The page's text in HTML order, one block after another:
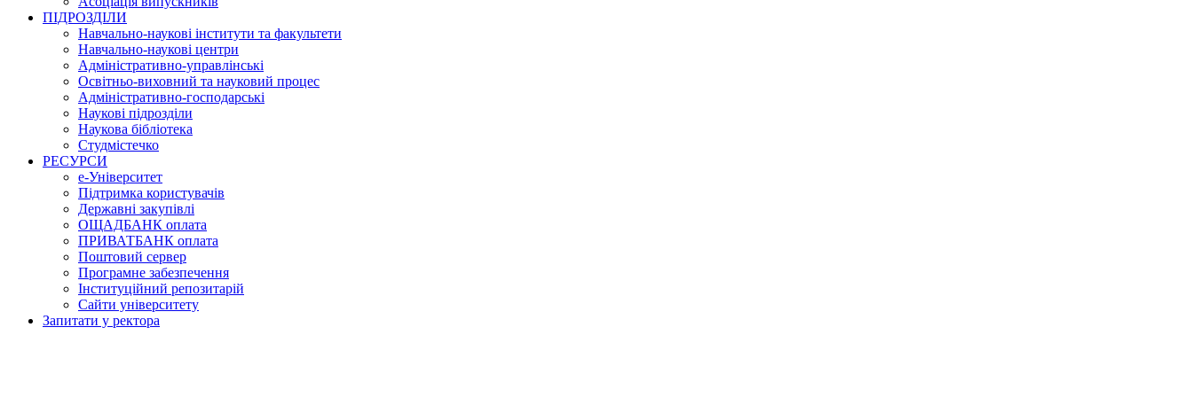
ПІДРОЗДІЛИ
Навчально-наукові інститути та факультети
Навчально-наукові центри
Адміністративно-управлінські
Освітньо-виховний та науковий процес
Адміністративно-господарські
Наукові підрозділи
Наукова бібліотека
Студмістечко
РЕСУРСИ
е-Університет
Підтримка користувачів
Державні закупівлі
ОЩАДБАНК оплата
ПРИВАТБАНК оплата
Поштовий сервер
Програмне забезпечення
Інституційний репозитарій
Сайти університету
Запитати у ректора